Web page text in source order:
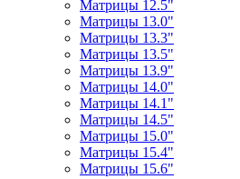
Матрицы 12.5"
Матрицы 13.0"
Матрицы 13.3"
Матрицы 13.5"
Матрицы 13.9"
Матрицы 14.0"
Матрицы 14.1"
Матрицы 14.5"
Матрицы 15.0"
Матрицы 15.4"
Матрицы 15.6"